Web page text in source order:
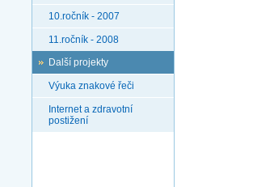
10.ročník - 2007
11.ročník - 2008
Další projekty
Výuka znakové řeči
Internet a zdravotní
postižení